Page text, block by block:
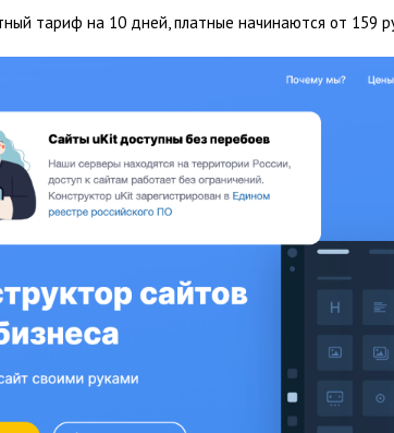
тариф на 10 дней, платные начинаются от 159